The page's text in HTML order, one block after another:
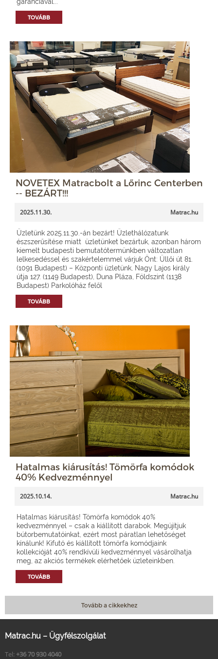
TOVÁBB
NOVETEX Matracbolt a Lőrinc Centerben
-- BEZÁRT!!!
2025.11.30. Matrac.hu
Üzletünk 2025.11.30.-án bezárt! Üzlethálózatunk
észszerűsítése miatt üzletünket bezártuk, azonban három
kiemelt budapesti bemutatótermünkben változatlan
lelkesedéssel és szakértelemmel várjuk Önt: Üllői út 81.
(1091 Budapest) – Központi üzletünk, Nagy Lajos király
útja 127. (1149 Budapest), Duna Pláza, Földszint (1138
Budapest) Parkolóház felől
TOVÁBB
Hatalmas kiárusítás! Tömörfa komódok
40% Kedvezménnyel
2025.10.14. Matrac.hu
Hatalmas kiárusítás! Tömörfa komódok 40%
kedvezménnyel – csak a kiállított darabok. Megújítjuk
bútorbemutatóinkat, ezért most páratlan lehetőséget
kínálunk! Kifutó és kiállított tömörfa komódjaink
kollekcióját 40% rendkívüli kedvezménnyel vásárolhatja
meg, az akciós termékek elérhetőek üzleteinkben.
TOVÁBB
Tovább a cikkekhez
Matrac.hu – Ügyfélszolgálat
Tel: +36 70 930 4040